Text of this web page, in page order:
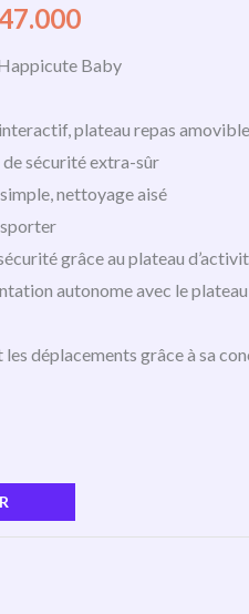
TND
247.000.
Baby
plateau repas
sécurité extra-sûr
nettoyage aisé
grâce au plateau
autonome avec le
déplacements grâce à sa